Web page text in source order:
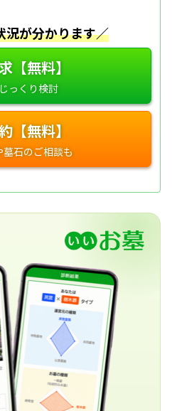
況が分かります／
【無料】
【無料】